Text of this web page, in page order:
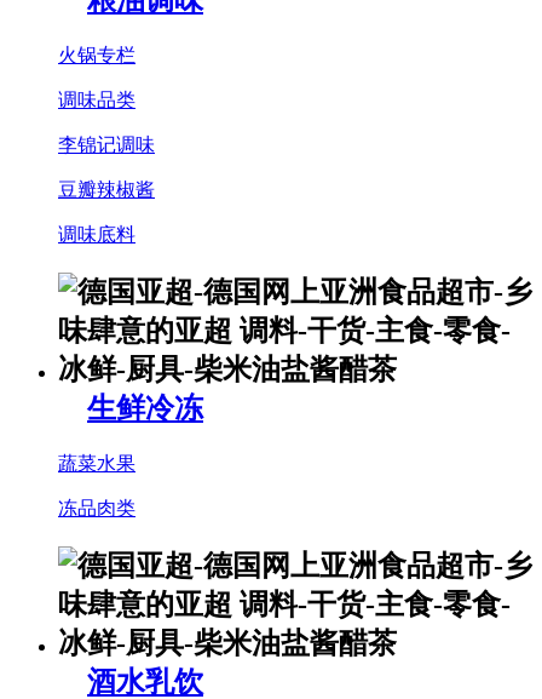
火锅专栏
调味品类
李锦记调味
豆瓣辣椒酱
调味底料
生鲜冷冻
蔬菜水果
冻品肉类
酒水乳饮